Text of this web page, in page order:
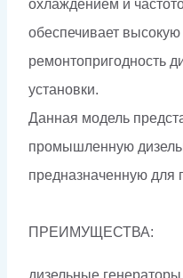
охлаждением и
обеспечивает
ремонтопригодность
установки.
Данная модель
промышленную
предназначенную для
ПРЕИМУЩЕСТВА: